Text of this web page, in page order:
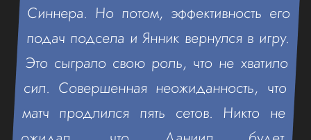
Синнера. Но потом, эффективность его
подач подсела и Янник вернулся в игру.
Это сыграло свою роль, что не хватило
сил. Совершенная неожиданность, что
матч продлился пять сетов. Никто не